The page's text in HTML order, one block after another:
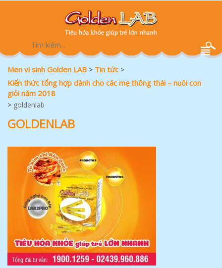
Men vi sinh Golden LAB > Tin tức >
Kiến thức tổng hợp dành cho các mẹ thông thái – nuôi con
giỏi năm 2018
> goldenlab
GOLDENLAB